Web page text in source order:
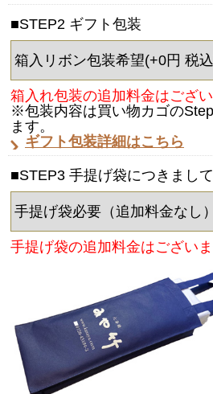
■STEP2 ギフト包装
箱入れ包装の追加料金はござ
※包装内容は買い物カゴの
ます。
ギフト包装詳細はこちら
■STEP3 手提げ袋につきまして
手提げ袋の追加料金はござい